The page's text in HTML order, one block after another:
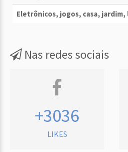
Eletrônicos, jogos, casa, jardim,
Nas redes sociais
+3036
LIKES